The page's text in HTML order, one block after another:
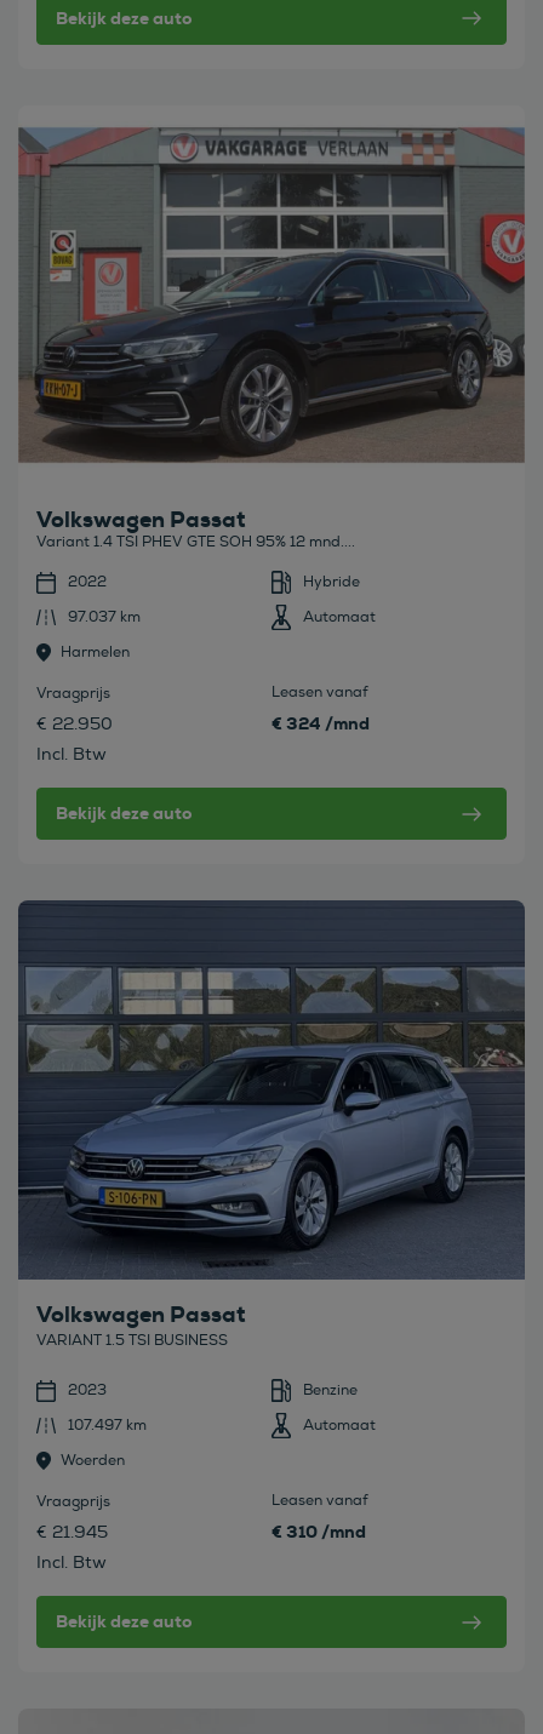
Bekijk deze auto
Bekijk deze auto
Volkswagen Passat
Variant 1.4 TSI PHEV GTE SOH 95% 12 mnd....
2022
Hybride
97.037 km
Automaat
Harmelen
Vraagprijs
€ 22.950
Incl. Btw
Leasen vanaf
€ 324 /mnd
Bekijk deze auto
Volkswagen Passat
VARIANT 1.5 TSI BUSINESS
2023
Benzine
107.497 km
Automaat
Woerden
Vraagprijs
€ 21.945
Incl. Btw
Leasen vanaf
€ 310 /mnd
Bekijk deze auto